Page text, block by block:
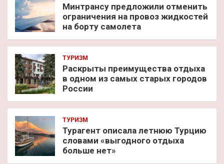
Минтрансу предложили отменить
ограничения на провоз жидкостей
на борту самолета
ТУРИЗМ
Раскрыты преимущества отдыха
в одном из самых старых городов
России
ТУРИЗМ
Турагент описала летнюю Турцию
словами «выгодного отдыха
больше нет»